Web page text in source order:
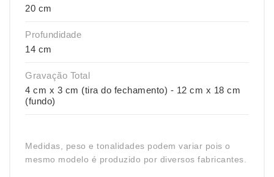
20 cm
Profundidade
14 cm
Gravação Total
4 cm x 3 cm (tira do fechamento) - 12 cm x 18 cm
(fundo)
Medidas, peso e tonalidades podem variar pois o
mesmo modelo é produzido por diversos fabricantes.